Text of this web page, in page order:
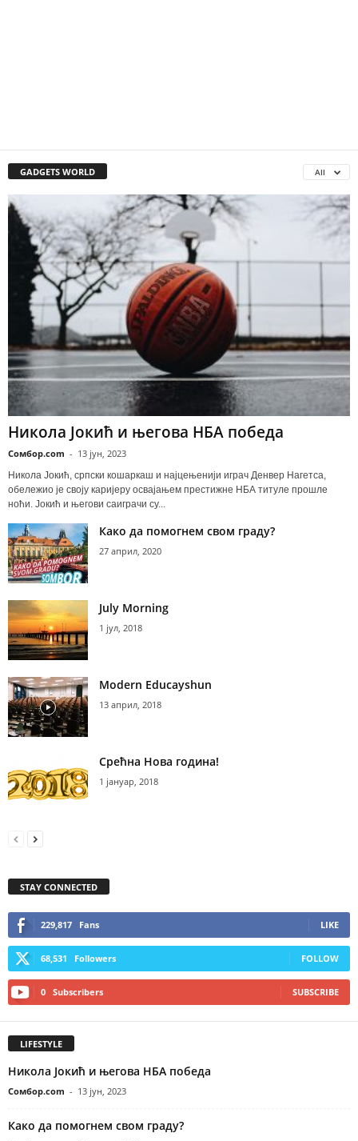
GADGETS WORLD All
Никола Јокић и његова НБА победа
Сомбор.com - 13 јун, 2023
Никола Јокић, српски кошаркаш и најцењенији играч Денвер Нагетса,
обележио је своју каријеру освајањем престижне НБА титуле прошле
ноћи. Јокић и његови саиграчи су...
Како да помогнем свом граду?
27 април, 2020
July Morning
1 јул, 2018
Modern Educayshun
13 април, 2018
Срећна Нова година!
1 јануар, 2018
STAY CONNECTED
229,817 Fans LIKE
68,531 Followers FOLLOW
0 Subscribers SUBSCRIBE
LIFESTYLE
Никола Јокић и његова НБА победа
Сомбор.com - 13 јун, 2023
Како да помогнем свом граду?